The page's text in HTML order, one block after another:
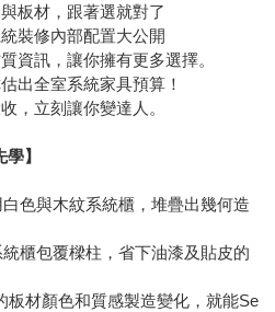
板材，跟著選就對了
裝修內部配置大公開
資訊，讓你擁有更多選擇。
出全室系統家具預算！
，立刻讓你變達人。
】
色與木紋系統櫃，堆疊出幾何造
櫃包覆樑柱，省下油漆及貼皮的
材顏色和質感製造變化，就能Se